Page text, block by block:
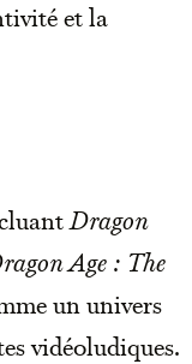
et la
Dragon
Age : The
un univers
vidéoludiques.